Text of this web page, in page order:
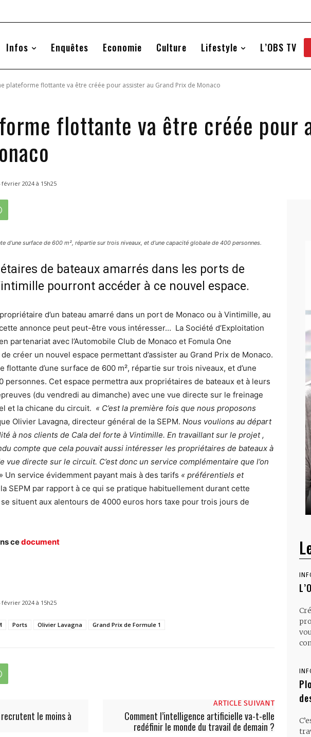
Infos Enquêtes Economie Culture Lifestyle L’OBS TV
plateforme flottante va être créée pour assister au Grand Prix de Monaco
flottante va être créée pour
février 2024 à 15h25
d’une surface de 600 m², répartie sur trois niveaux, et d’une capacité globale de 400 personnes.
de bateaux amarrés dans les ports de
pourront accéder à ce nouvel espace.
d’un bateau amarré dans un port de Monaco ou à Vintimille, au
annonce peut peut-être vous intéresser… La Société d’Exploitation
partenariat avec l’Automobile Club de Monaco et Fomula One
créer un nouvel espace permettant d’assister au Grand Prix de Monaco.
flottante d’une surface de 600 m², répartie sur trois niveaux, et d’une
personnes. Cet espace permettra aux propriétaires de bateaux et à leurs
(du vendredi au dimanche) avec une vue directe sur le freinage
et la chicane du circuit. « C’est la première fois que nous proposons
Olivier Lavagna, directeur général de la SEPM. Nous voulions au départ
à nos clients de Cala del forte à Vintimille. En travaillant sur le projet ,
compte que cela pouvait aussi intéresser les propriétaires de bateaux à
vue directe sur le circuit. C’est donc un service complémentaire que l’on
Un service évidemment payant mais à des tarifs « préférentiels et
SEPM par rapport à ce qui se pratique habituellement durant cette
situent aux alentours de 4000 euros hors taxe pour trois jours de
cedocument
février 2024 à 15h25
Ports Olivier Lavagna Grand Prix de Formule 1
le moins à
ARTICLE SUIVANT
Comment l’intelligence artificielle va-t-elle
redéfinir le monde du travail de demain ?